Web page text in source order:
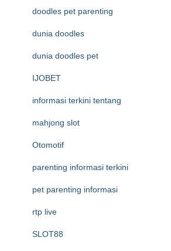
doodles pet parenting
dunia doodles
dunia doodles pet
IJOBET
informasi terkini tentang
mahjong slot
Otomotif
parenting informasi terkini
pet parenting informasi
rtp live
SLOT88